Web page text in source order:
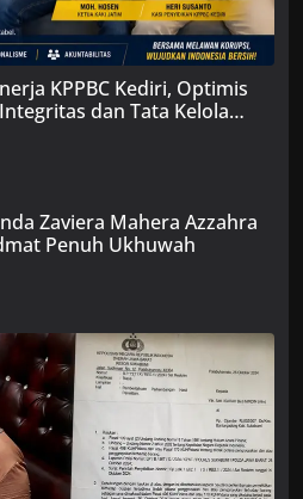
KPPBC Kediri, Optimis
dan Tata Kelola
Zaviera Mahera Azzahra
Penuh Ukhuwah